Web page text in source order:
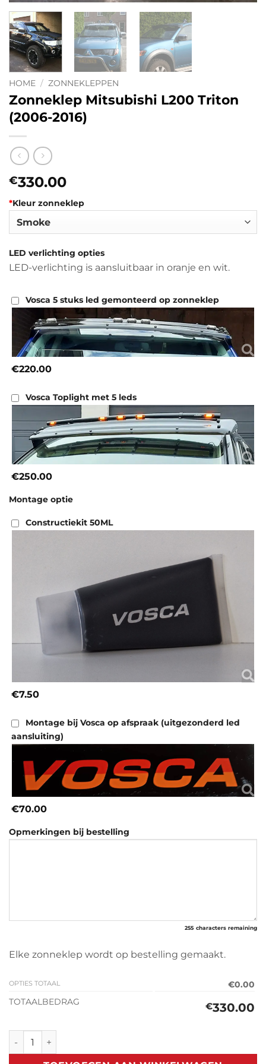
HOME / ZONNEKLEPPEN
Zonneklep Mitsubishi L200 Triton
(2006-2016)
€330.00
*Kleur zonneklep
LED verlichting opties
LED-verlichting is aansluitbaar in oranje en wit.
Vosca 5 stuks led gemonteerd op zonneklep
€220.00
Vosca Toplight met 5 leds
€250.00
Montage optie
Constructiekit 50ML
€7.50
Montage bij Vosca op afspraak (uitgezonderd led
aansluiting)
€70.00
Opmerkingen bij bestelling
255 characters remaining
Elke zonneklep wordt op bestelling gemaakt.
OPTIES TOTAAL
€0.00
TOTAALBEDRAG
€330.00
Zonneklep Mitsubishi L200 Triton (2006-2016) aantal